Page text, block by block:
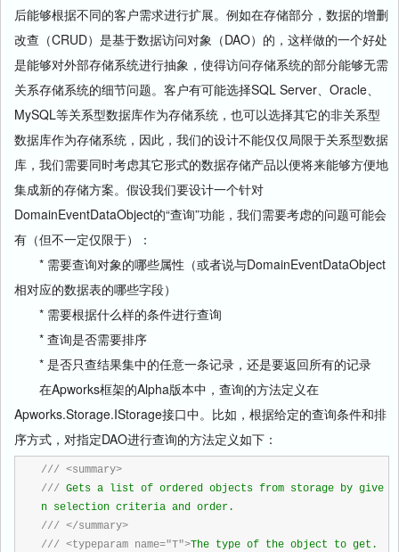
后能够根据不同的客户需求进行扩展。例如在存储部分，数据的增删
改查（CRUD）是基于数据访问对象（DAO）的，这样做的一个好处
是能够对外部存储系统进行抽象，使得访问存储系统的部分能够无需
关系存储系统的细节问题。客户有可能选择SQL Server、Oracle、
MySQL等关系型数据库作为存储系统，也可以选择其它的非关系型
数据库作为存储系统，因此，我们的设计不能仅仅局限于关系型数据
库，我们需要同时考虑其它形式的数据存储产品以便将来能够方便地
集成新的存储方案。假设我们要设计一个针对
DomainEventDataObject的“查询”功能，我们需要考虑的问题可能会
有（但不一定仅限于）：
* 需要查询对象的哪些属性（或者说与DomainEventDataObject
相对应的数据表的哪些字段）
* 需要根据什么样的条件进行查询
* 查询是否需要排序
* 是否只查结果集中的任意一条记录，还是要返回所有的记录
在Apworks框架的Alpha版本中，查询的方法定义在
Apworks.Storage.IStorage接口中。比如，根据给定的查询条件和排
序方式，对指定DAO进行查询的方法定义如下：
/// <summary>
/// Gets a list of ordered objects from storage by give
n selection criteria and order.
/// </summary>
/// <typeparam name="T">The type of the object to get.